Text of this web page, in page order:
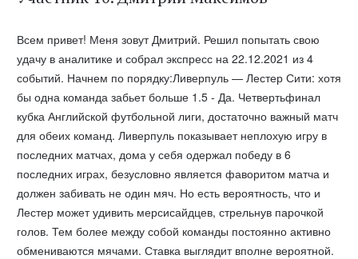
Всем привет! Меня зовут Дмитрий. Решил попытать свою
удачу в аналитике и собрал экспресс на 22.12.2021 из 4
событий. Начнем по порядку:Ливерпуль — Лестер Сити: хотя
бы одна команда забьет больше 1.5 - Да. Четвертьфинал
кубка Английской футбольной лиги, достаточно важный матч
для обеих команд. Ливерпуль показывает неплохую игру в
последних матчах, дома у себя одержал победу в 6
последних играх, безусловно является фаворитом матча и
должен забивать не один мяч. Но есть вероятность, что и
Лестер может удивить мерсисайдцев, стрельнув парочкой
голов. Тем более между собой команды постоянно активно
обмениваются мячами. Ставка выглядит вполне вероятной.